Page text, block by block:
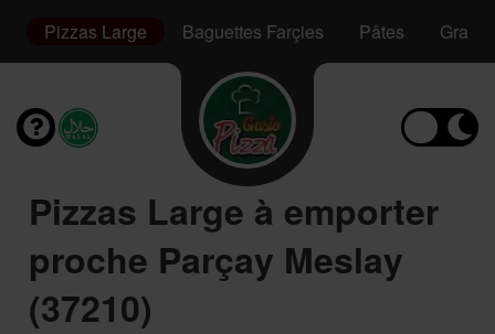
Pizzas Large Baguettes Farçies Pâtes Gratins
Pizzas Large à emporter
proche Parçay Meslay
(37210)